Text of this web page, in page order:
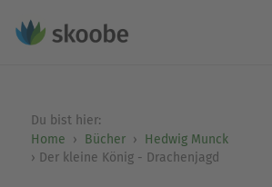
Du bist hier:
Home
Bücher
Hedwig Munck
Der kleine König - Drachenjagd